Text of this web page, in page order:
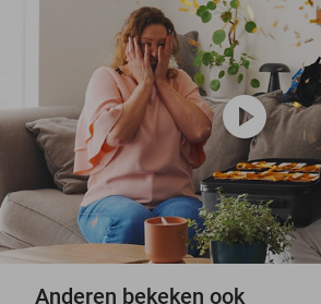
play_circle
Anderen bekeken ook